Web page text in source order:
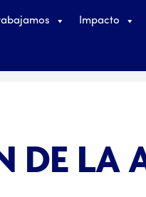
Impacto
DE LA